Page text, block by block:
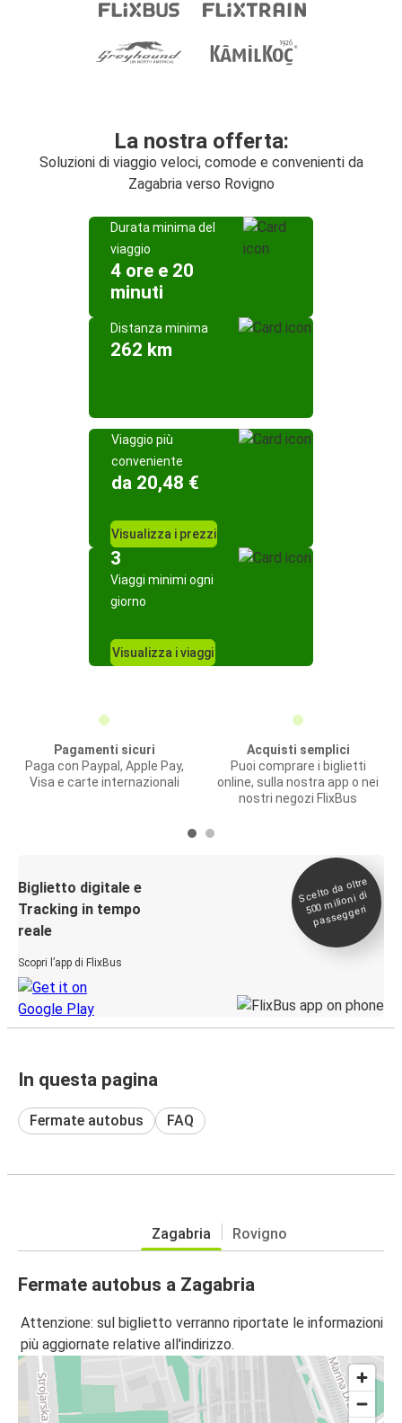
La nostra offerta:
Soluzioni di viaggio veloci, comode e convenienti da
Zagabria verso Rovigno
Durata minima del
viaggio
4 ore e 20
minuti
Distanza minima
262 km
Viaggio più
conveniente
da 20,48 €
Visualizza i prezzi
3
Viaggi minimi ogni
giorno
Visualizza i viaggi
Pagamenti sicuri
Paga con Paypal, Apple Pay,
Visa e carte internazionali
Acquisti semplici
Puoi comprare i biglietti
online, sulla nostra app o nei
nostri negozi FlixBus
Biglietto digitale e
Tracking in tempo
reale
Scopri l’app di FlixBus
Scelto da oltre
500
milioni di
passeggeri
In questa pagina
Fermate autobus FAQ
Zagabria Rovigno
Fermate autobus a Zagabria
Attenzione: sul biglietto verranno riportate le informazioni
più aggiornate relative all'indirizzo.